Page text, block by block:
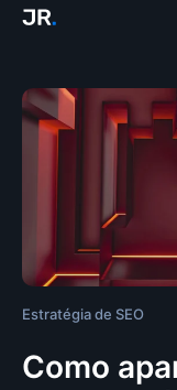
Estratégia de SEO
Como